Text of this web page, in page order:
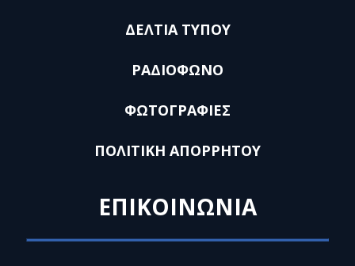
ΔΕΛΤΙΑ ΤΥΠΟΥ
ΡΑΔΙΟΦΩΝΟ
ΦΩΤΟΓΡΑΦΙΕΣ
ΠΟΛΙΤΙΚΗ ΑΠΟΡΡΗΤΟΥ
ΕΠΙΚΟΙΝΩΝΙΑ